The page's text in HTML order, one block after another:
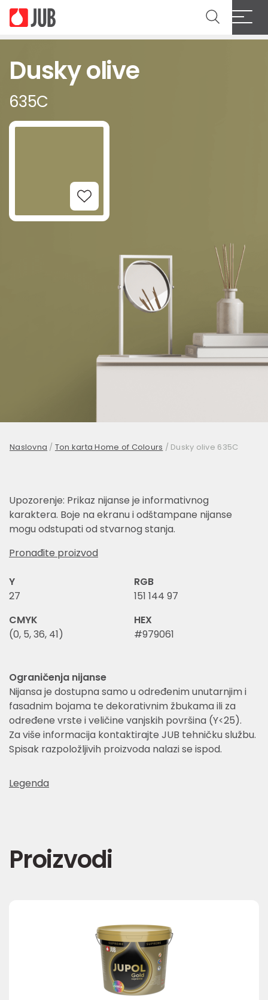
Dusky olive
635C
Add to Wishlist
Naslovna / Ton karta Home of Colours / Dusky olive 635C
Upozorenje: Prikaz nijanse je informativnog
karaktera. Boje na ekranu i odštampane nijanse
mogu odstupati od stvarnog stanja.
Pronađite proizvod
Y
27
RGB
151 144 97
CMYK
(0, 5, 36, 41)
HEX
#979061
Ograničenja nijanse
Nijansa je dostupna samo u određenim unutarnjim i
fasadnim bojama te dekorativnim žbukama ili za
određene vrste i veličine vanjskih površina (Y<25).
Za više informacija kontaktirajte JUB tehničku službu.
Spisak razpoložljivih proizvoda nalazi se ispod.
Legenda
Proizvodi